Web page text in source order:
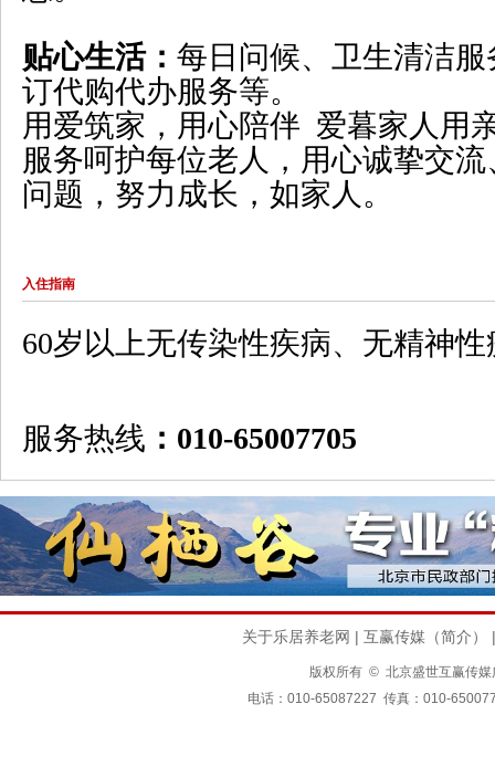
贴心生活： 每日问候、卫生清洁
订代购代办服务等。
用爱筑家，用心陪伴 爱暮家人用
服务呵护每位老人，用心诚挚交
问题，努力成长，如家人。
入住指南
60岁以上无传染性疾病、无精神
服务热线 ：010-65007705
关于乐居养老网 | 互赢传媒（简介）
版权所有 © 北京盛世互赢传
电话：010-65087227 传真：010-